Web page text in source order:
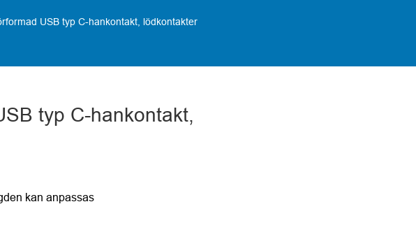
USB typ C-hankontakt, lödkontakter
typ C-hankontakt,
kan anpassas